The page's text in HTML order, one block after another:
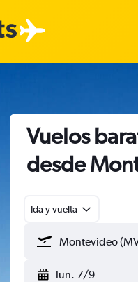
Vuelos
desde
Ida y vuelta
lun. 7/9